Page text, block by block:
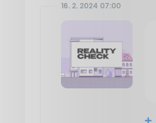
16. 2. 2024 07:00